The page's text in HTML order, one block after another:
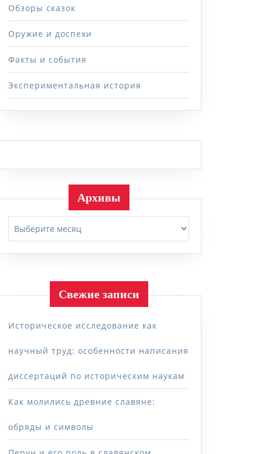
Обзоры сказок
Оружие и доспехи
Факты и события
Экспериментальная история
Архивы
Свежие записи
Историческое исследование как
научный труд: особенности написания
диссертаций по историческим наукам
Как молились древние славяне:
обряды и символы